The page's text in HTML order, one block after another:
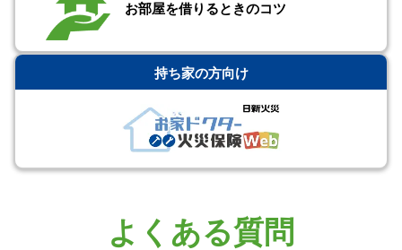
お部屋を借りるときのコツ
持ち家の方向け
よくある質問